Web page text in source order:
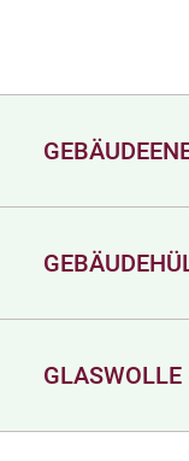
GLASWOLLE